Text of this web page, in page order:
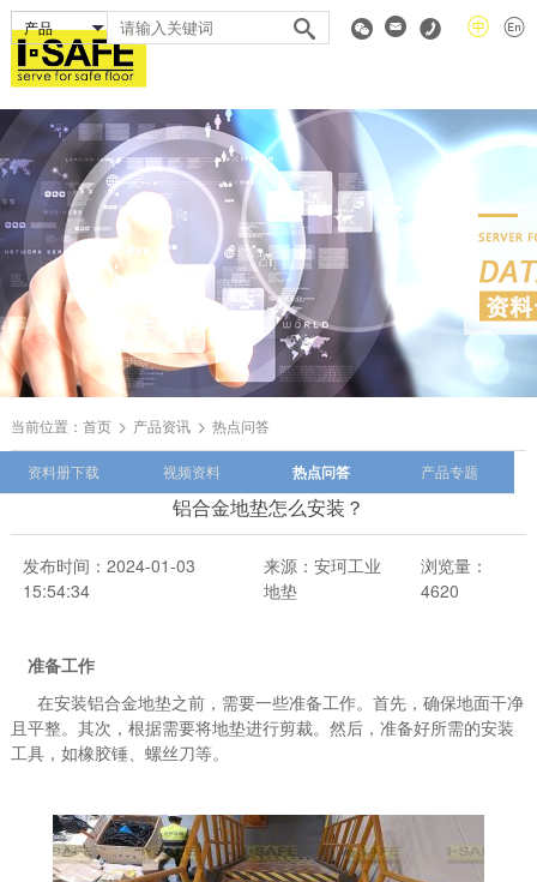
当前位置： 首页 产品资讯 热点问答
资料册下载 视频资料 热点问答 产品专题
铝合金地垫怎么安装？
发布时间：2024-01-03
15:54:34
来源：安珂工业
地垫
浏览量：
4620
准备工作
在安装铝合金地垫之前，需要一些准备工作。首先，确保地面干净
且平整。其次，根据需要将地垫进行剪裁。然后，准备好所需的安装
工具，如橡胶锤、螺丝刀等。